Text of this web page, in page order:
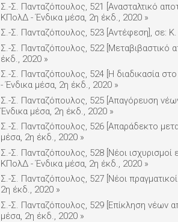
Σ.-Σ. Πανταζόπουλος, 521 [Ανασταλτικό
ΚΠολΔ - Ένδικα μέσα, 2η έκδ., 2020 »
Σ.-Σ. Πανταζόπουλος, 523 [Αντέφεση], σε:
Σ.-Σ. Πανταζόπουλος, 522 [Μεταβιβαστικό
έκδ., 2020 »
Σ.-Σ. Πανταζόπουλος, 524 [Η διαδικασία
- Ένδικα μέσα, 2η έκδ., 2020 »
Σ.-Σ. Πανταζόπουλος, 525 [Απαγόρευση
Ένδικα μέσα, 2η έκδ., 2020 »
Σ.-Σ. Πανταζόπουλος, 526 [Απαράδεκτο
μέσα, 2η έκδ., 2020 »
Σ.-Σ. Πανταζόπουλος, 528 [Νέοι
ΚΠολΔ - Ένδικα μέσα, 2η έκδ., 2020 »
Σ.-Σ. Πανταζόπουλος, 527 [Νέοι
2η έκδ., 2020 »
Σ.-Σ. Πανταζόπουλος, 529 [Επίκληση νέων
μέσα, 2η έκδ., 2020 »